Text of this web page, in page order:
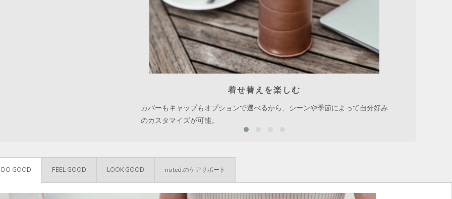
着せ替えを楽しむ
カバーもキャップもオプションで選べるから、シーンや季節によって自分好み
のカスタマイズが可能。
DO GOOD FEEL GOOD LOOK GOOD noted.のケアサポート